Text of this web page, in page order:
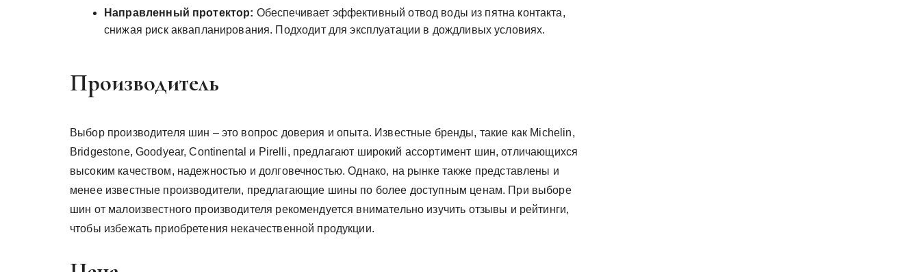
Направленный протектор: Обеспечивает эффективный отвод воды из пятна контакта,
снижая риск аквапланирования. Подходит для эксплуатации в дождливых условиях.
Производитель
Выбор производителя шин – это вопрос доверия и опыта. Известные бренды, такие как Michelin,
Bridgestone, Goodyear, Continental и Pirelli, предлагают широкий ассортимент шин, отличающихся
высоким качеством, надежностью и долговечностью. Однако, на рынке также представлены и
менее известные производители, предлагающие шины по более доступным ценам. При выборе
шин от малоизвестного производителя рекомендуется внимательно изучить отзывы и рейтинги,
чтобы избежать приобретения некачественной продукции.